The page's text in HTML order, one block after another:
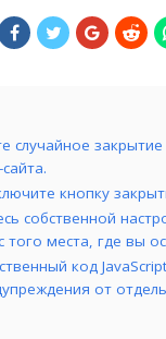
случайное
кнопку
собственной
того места, где вы
код
от